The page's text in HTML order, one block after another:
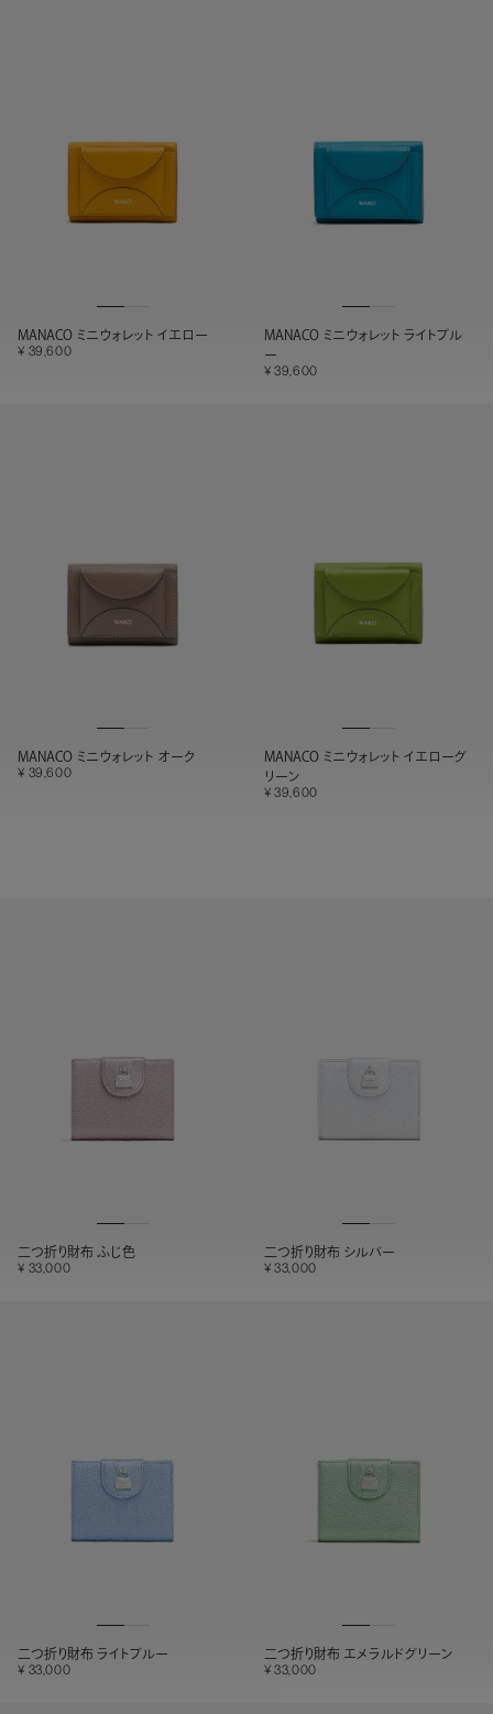
MANACO ミニウォレット イエロー
39,600
MANACO ミニウォレット ライトブル
ー
39,600
MANACO ミニウォレット オーク
39,600
MANACO ミニウォレット イエローグ
リーン
39,600
二つ折り財布 ふじ色
33,000
二つ折り財布 シルバー
33,000
二つ折り財布 ライトブルー
33,000
二つ折り財布 エメラルドグリーン
33,000